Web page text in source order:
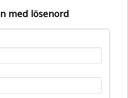
med lösenord